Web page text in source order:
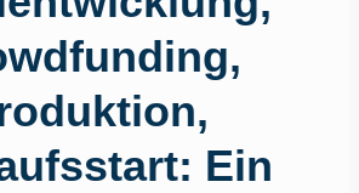
Ein